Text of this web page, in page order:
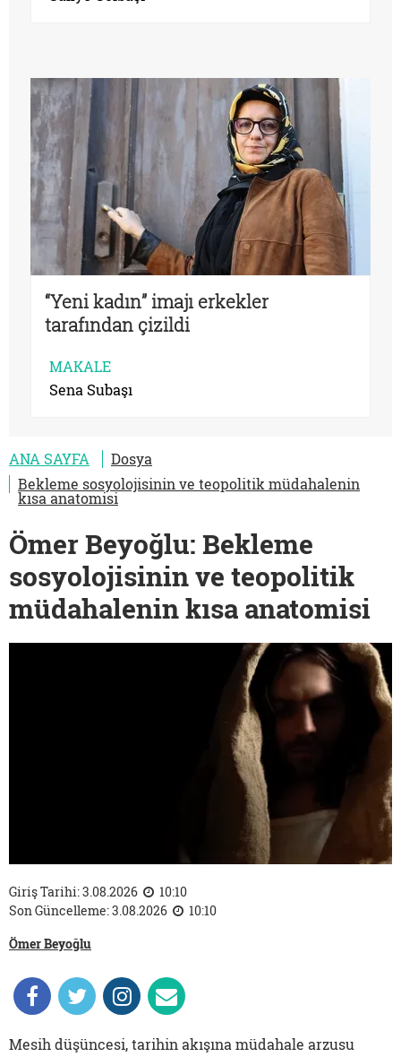
“Yeni kadın” imajı erkekler
tarafından çizildi
MAKALE
Sena Subaşı
ANA SAYFA
Dosya
Bekleme sosyolojisinin ve teopolitik müdahalenin
kısa anatomisi
Ömer Beyoğlu: Bekleme
sosyolojisinin ve teopolitik
müdahalenin kısa anatomisi
Giriş Tarihi: 3.08.2026
10:10
Son Güncelleme: 3.08.2026
10:10
Ömer Beyoğlu
Mesih düşüncesi, tarihin akışına müdahale arzusu